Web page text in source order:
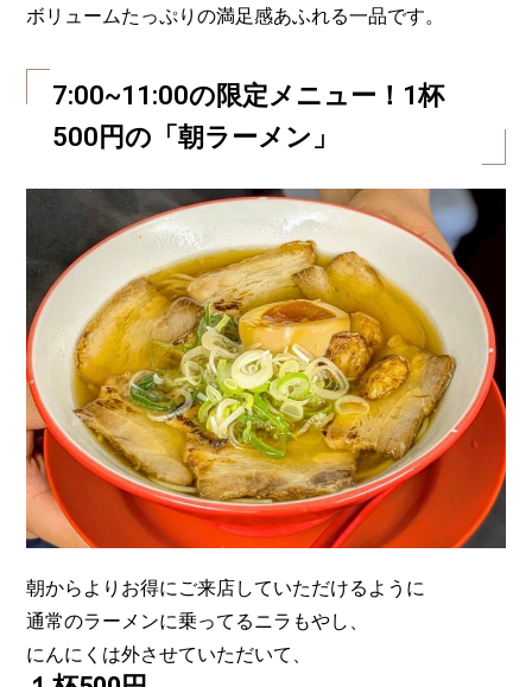
ボリュームたっぷりの満足感あふれる一品です。
7:00~11:00の限定メニュー！1杯
500円の「朝ラーメン」
朝からよりお得にご来店していただけるように
通常のラーメンに乗ってるニラもやし、
にんにくは外させていただいて、